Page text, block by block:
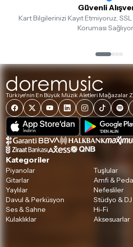
Güvenli
Kart Bilgilerinizi Kayıt Etmiyoruz,
Koruması
Türkiye'nin En Büyük Müzik Aletleri Mağazalar
Kategoriler
Piyanolar
Tuşlular
Gitarlar
Amfi &
Yaylılar
Nefesliler
Davul & Perküsyon
Stüdyo & DJ
Ses & Sahne
Hi-Fi
Kulaklıklar
Aksesuarlar